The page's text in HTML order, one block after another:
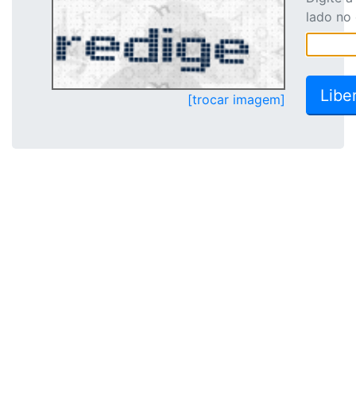
[trocar imagem]
lado no